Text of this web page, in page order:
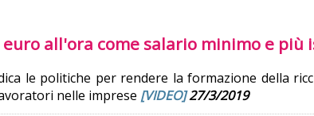
all'ora come salario minimo e più
le politiche per rendere la formazione della
nelle imprese [VIDEO]27/3/2019